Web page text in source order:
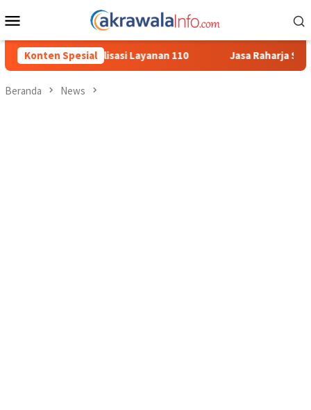
ke
Mobile
Konten Spesial
110 Jasa Raharja Serahkan Santunan kepada Ahli
Beranda News